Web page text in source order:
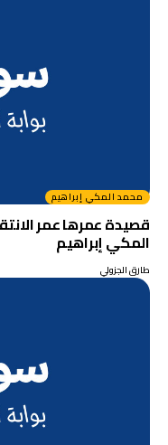
محمد المكي إبراهيم
قصيدة عمرها عمر
المكي إبراهيم
طارق الجزولي